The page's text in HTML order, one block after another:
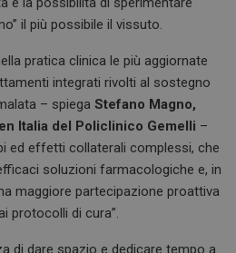
il più possibile il vissuto.
pratica clinica le più aggiornate
integrati rivolti al sostegno
– spiegaStefano Magno,
Italia del Policlinico Gemelli –
ed effetti collaterali complessi, che
soluzioni farmacologiche e, in
maggiore partecipazione proattiva
protocolli di cura”.
di dare spazio e dedicare tempo a